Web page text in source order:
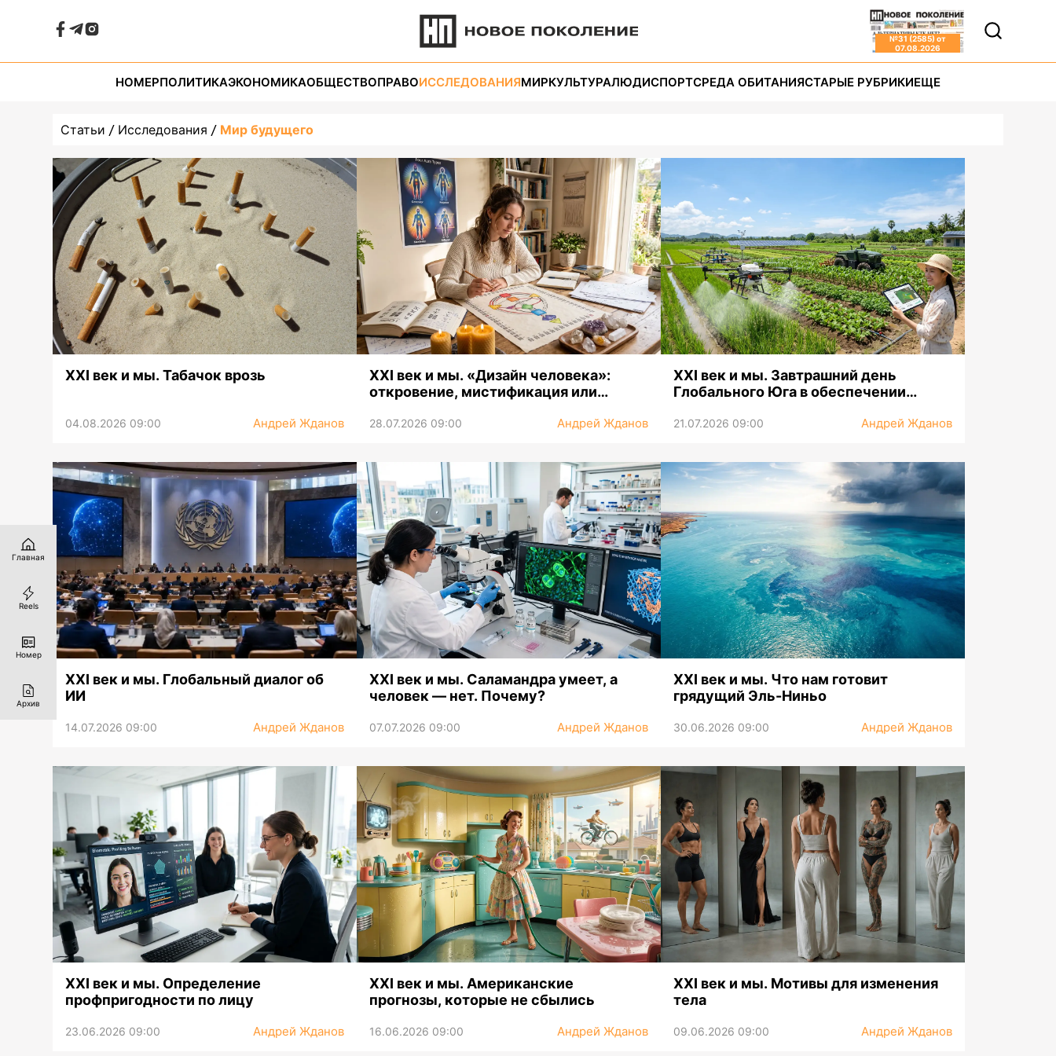
№31 (2585) от
07.08.2026
НОМЕРПОЛИТИКАЭКОНОМИКАОБЩЕСТВОПРАВОИССЛЕДОВАНИЯМИРКУЛЬТУРАЛЮДИСПОРТСРЕДА ОБИТАНИЯСТАРЫЕ РУБРИКИЕЩЕ
Статьи Исследования Мир будущего
XXI век и мы. Табачок врозь
04.08.2026 09:00 Андрей Жданов
XXI век и мы. «Дизайн человека»:
откровение, мистификация или
28.07.2026 09:00 Андрей Жданов
XXI век и мы. Завтрашний день
Глобального Юга в обеспечении
21.07.2026 09:00 Андрей Жданов
XXI век и мы. Глобальный диалог об
ИИ
14.07.2026 09:00 Андрей Жданов
XXI век и мы. Саламандра умеет, а
человек — нет. Почему?
07.07.2026 09:00 Андрей Жданов
XXI век и мы. Что нам готовит
грядущий Эль-Ниньо
30.06.2026 09:00 Андрей Жданов
XXI век и мы. Определение
профпригодности по лицу
23.06.2026 09:00 Андрей Жданов
XXI век и мы. Американские
прогнозы, которые не сбылись
16.06.2026 09:00 Андрей Жданов
XXI век и мы. Мотивы для изменения
тела
09.06.2026 09:00 Андрей Жданов
Главная
Reels
Номер
Архив